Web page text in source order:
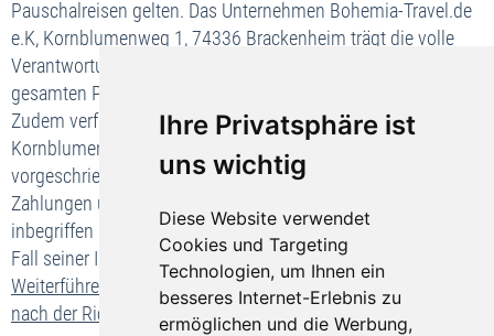
Ihre Privatsphäre ist
uns wichtig
Diese Website verwendet
Cookies und Targeting
Technologien, um Ihnen ein
besseres Internet-Erlebnis zu
ermöglichen und die Werbung,
Pauschalreisen gelten. Das Unternehmen Bohemia-Travel.de
e.K, Kornblumenweg 1, 74336 Brackenheim trägt die volle
Verantwortung für die ordnungsgemäße Durchführung der
gesamten Pauschalreise.
Zudem verfügt das Unternehmen Bohemia-Travel.de e.K,
Kornblumenweg 1, 74336 Brackenheim über die gesetzlich
vorgeschriebene Absicherung für die Rückzahlung Ihrer
Zahlungen und, falls der Transport in der Pauschalreise
inbegriffen ist, zur Sicherstellung Ihrer Rückbeförderung im
Fall seiner Insolvenz.
Weiterführende Informationen zu Ihren wichtigsten Rechten
nach der Richtlinie(EU) 2015/2302